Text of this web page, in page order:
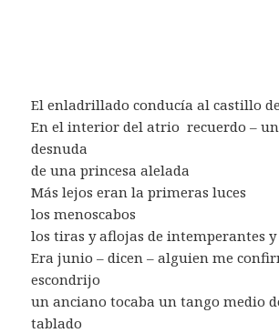
El enladrillado conducía al castillo
En el interior del atrio  recuerdo –
desnuda
de una princesa alelada
Más lejos eran la primeras luces
los menoscabos
los tiras y aflojas de intemperantes
Era junio – dicen – alguien me
escondrijo
un anciano tocaba un tango medio
tablado